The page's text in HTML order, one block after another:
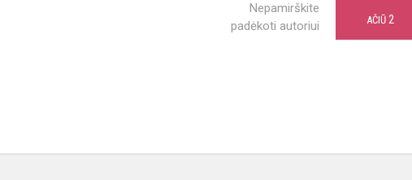
Nepamirškite
padėkoti autoriui
AČIŪ 2